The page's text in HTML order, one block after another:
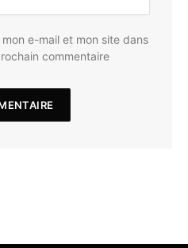
e-mail et mon site dans
commentaire